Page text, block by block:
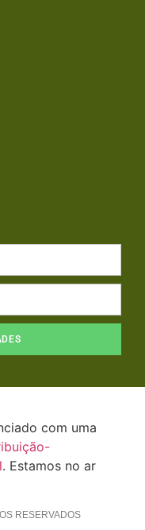
com uma
. Estamos no ar
RESERVADOS